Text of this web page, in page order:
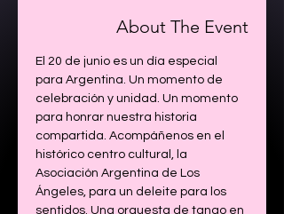
About The Event
El 20 de junio es un día especial
para Argentina. Un momento de
celebración y unidad. Un momento
para honrar nuestra historia
compartida. Acompáñenos en el
histórico centro cultural, la
Asociación Argentina de Los
Ángeles, para un deleite para los
sentidos. Una orquesta de tango en